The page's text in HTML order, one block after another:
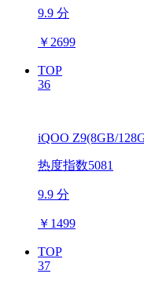
9.9 分
￥ 2699
TOP
36
iQOO Z9(8GB/
热度指数5081
9.9 分
￥ 1499
TOP
37